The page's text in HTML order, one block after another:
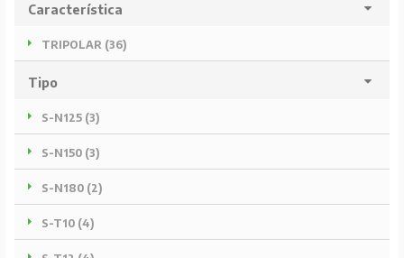
Característica
TRIPOLAR (36)
Tipo
S-N125 (3)
S-N150 (3)
S-N180 (2)
S-T10 (4)